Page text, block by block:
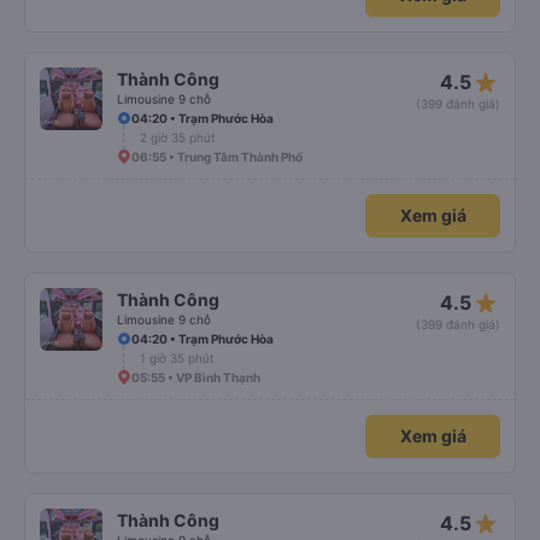
Thành Công
Limousine 9 chỗ
4.5 star_rate
(399 đánh giá)
04:20 • Trạm Phước Hòa
2 giờ 35 phút
06:55 • Trung Tâm Thành Phố
Xem giá
Thành Công
Limousine 9 chỗ
4.5 star_rate
(399 đánh giá)
04:20 • Trạm Phước Hòa
1 giờ 35 phút
05:55 • VP Bình Thạnh
Xem giá
Thành Công 4.5 star_rate